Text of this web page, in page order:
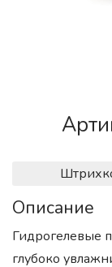
Описание
Гидрогелевые
глубоко